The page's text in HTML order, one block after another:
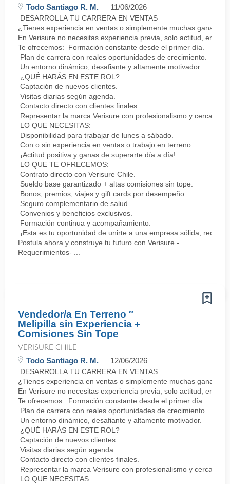
Todo Santiago R. M. 11/06/2026
DESARROLLA TU CARRERA EN VENTAS
¿Tienes experiencia en ventas o simplemente muchas ganas
En Verisure no necesitas experiencia previa, solo actitud,
Te ofrecemos: Formación constante desde el primer día.
Plan de carrera con reales oportunidades de crecimiento.
Un entorno dinámico, desafiante y altamente motivador.
¿QUÉ HARÁS EN ESTE ROL?
Captación de nuevos clientes.
Visitas diarias según agenda.
Contacto directo con clientes finales.
Representar la marca Verisure con profesionalismo y cercanía.
LO QUE NECESITAS:
Disponibilidad para trabajar de lunes a sábado.
Con o sin experiencia en ventas o trabajo en terreno.
¡Actitud positiva y ganas de superarte día a día!
LO QUE TE OFRECEMOS:
Contrato directo con Verisure Chile.
Sueldo base garantizado + altas comisiones sin tope.
Bonos, premios, viajes y gift cards por desempeño.
Seguro complementario de salud.
Convenios y beneficios exclusivos.
Formación continua y acompañamiento.
¡Esta es tu oportunidad de unirte a una empresa sólida,
Postula ahora y construye tu futuro con Verisure.-
Requerimientos- ...
Vendedor/a En Terreno ″
Melipilla sin Experiencia +
Comisiones Sin Tope
VERISURE CHILE
Todo Santiago R. M. 12/06/2026
DESARROLLA TU CARRERA EN VENTAS
¿Tienes experiencia en ventas o simplemente muchas ganas
En Verisure no necesitas experiencia previa, solo actitud,
Te ofrecemos: Formación constante desde el primer día.
Plan de carrera con reales oportunidades de crecimiento.
Un entorno dinámico, desafiante y altamente motivador.
¿QUÉ HARÁS EN ESTE ROL?
Captación de nuevos clientes.
Visitas diarias según agenda.
Contacto directo con clientes finales.
Representar la marca Verisure con profesionalismo y cercanía.
LO QUE NECESITAS: